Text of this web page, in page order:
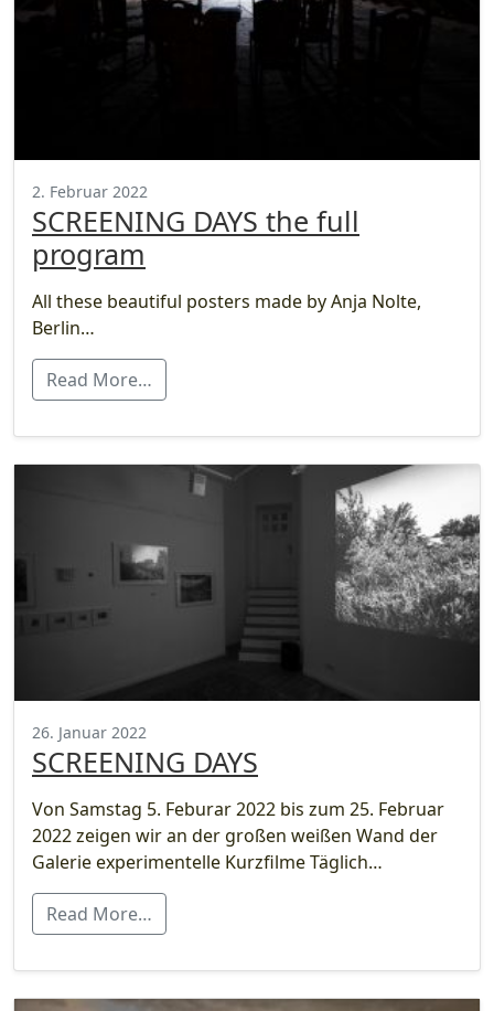
2. Februar 2022
SCREENING DAYS the full
program
All these beautiful posters made by Anja Nolte,
Berlin…
Read More…
26. Januar 2022
SCREENING DAYS
Von Samstag 5. Feburar 2022 bis zum 25. Februar
2022 zeigen wir an der großen weißen Wand der
Galerie experimentelle Kurzfilme Täglich…
Read More…